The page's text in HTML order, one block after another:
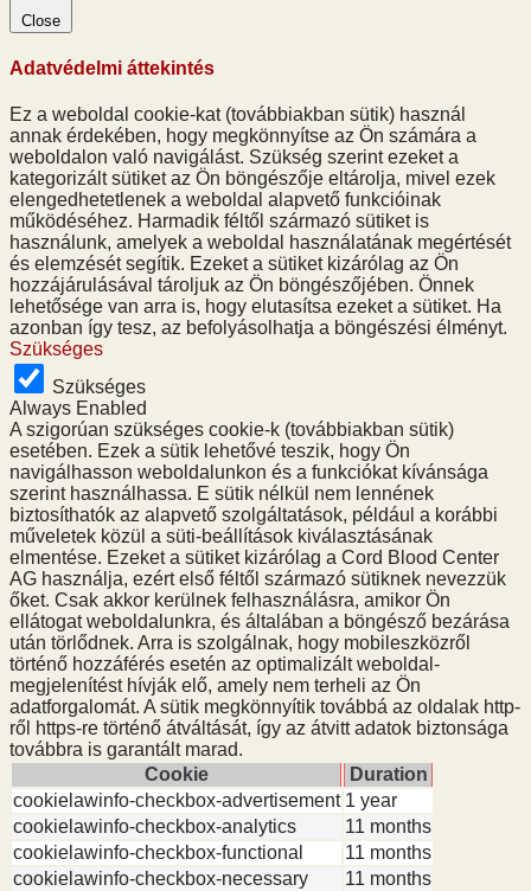
Close
Adatvédelmi áttekintés
Ez a weboldal cookie-kat (továbbiakban sütik) használ
annak érdekében, hogy megkönnyítse az Ön számára a
weboldalon való navigálást. Szükség szerint ezeket a
kategorizált sütiket az Ön böngészője eltárolja, mivel ezek
elengedhetetlenek a weboldal alapvető funkcióinak
működéséhez. Harmadik féltől származó sütiket is
használunk, amelyek a weboldal használatának megértését
és elemzését segítik. Ezeket a sütiket kizárólag az Ön
hozzájárulásával tároljuk az Ön böngészőjében. Önnek
lehetősége van arra is, hogy elutasítsa ezeket a sütiket. Ha
azonban így tesz, az befolyásolhatja a böngészési élményt.
Szükséges
Szükséges
Always Enabled
A szigorúan szükséges cookie-k (továbbiakban sütik)
esetében. Ezek a sütik lehetővé teszik, hogy Ön
navigálhasson weboldalunkon és a funkciókat kívánsága
szerint használhassa. E sütik nélkül nem lennének
biztosíthatók az alapvető szolgáltatások, például a korábbi
műveletek közül a süti-beállítások kiválasztásának
elmentése. Ezeket a sütiket kizárólag a Cord Blood Center
AG használja, ezért első féltől származó sütiknek nevezzük
őket. Csak akkor kerülnek felhasználásra, amikor Ön
ellátogat weboldalunkra, és általában a böngésző bezárása
után törlődnek. Arra is szolgálnak, hogy mobileszközről
történő hozzáférés esetén az optimalizált weboldal-
megjelenítést hívják elő, amely nem terheli az Ön
adatforgalomát. A sütik megkönnyítik továbbá az oldalak http-
ről https-re történő átváltását, így az átvitt adatok biztonsága
továbbra is garantált marad.
Cookie
Duration
cookielawinfo-checkbox-advertisement 1 year
cookielawinfo-checkbox-analytics
11 months
cookielawinfo-checkbox-functional
11 months
cookielawinfo-checkbox-necessary
11 months